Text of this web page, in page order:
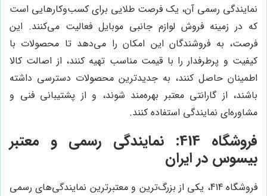
نمایندگی رسمی آن، یک فرصت طلایی برای کسب‌وکارهایی است
که در زمینه فروش لوازم جانبی موبایل فعالیت می‌کنند. این
فرصت، به فروشندگان این امکان را می‌دهد تا محصولات با
کیفیت و پرطرفدار را با قیمت مناسب تهیه کنند، از اصالت کالا
اطمینان حاصل کنند، به جدیدترین محصولات دسترسی داشته
باشند، از گارانتی معتبر بهره‌مند شوند، و از پشتیبانی فنی و
مشاوره‌ای نمایندگی استفاده کنند.
فروشگاه 414: نمایندگی رسمی و معتبر
بیسوس در ایران
فروشگاه 414، یکی از بزرگ‌ترین و معتبرترین نمایندگی‌های رسمی